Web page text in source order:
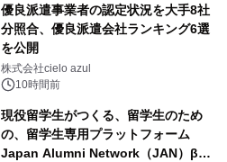
優良派遣事業者の認定状況を大手8社
分照合、優良派遣会社ランキング6選
を公開
株式会社cielo azul
10時間前
現役留学生がつくる、留学生のため
の、留学生専用プラットフォーム
Japan Alumni Network（JAN）β版